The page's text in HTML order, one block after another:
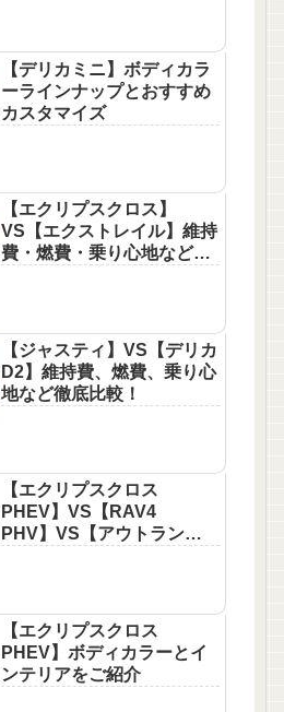
【デリカミニ】ボディカラ
ーラインナップとおすすめ
カスタマイズ
【エクリプスクロス】
VS【エクストレイル】維持
費・燃費・乗り心地など徹
【ジャスティ】VS【デリカ
D2】維持費、燃費、乗り心
地など徹底比較！
【エクリプスクロス
PHEV】VS【RAV4
PHV】VS【アウトランダ
【エクリプスクロス
PHEV】ボディカラーとイ
ンテリアをご紹介